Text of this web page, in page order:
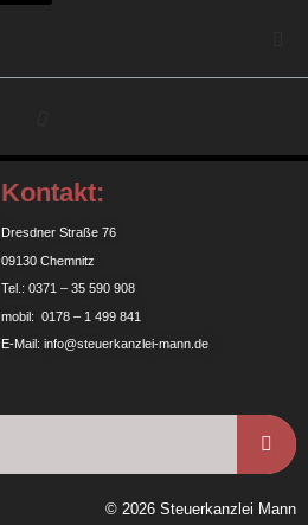
Kontakt:
Dresdner Straße 76
09130 Chemnitz
Tel.: 0371 – 35 590 908
mobil: 0178 – 1 499 841
E-Mail: info@steuerkanzlei-mann.de
© 2026 Steuerkanzlei Mann